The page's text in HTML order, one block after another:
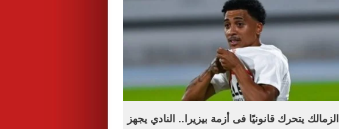
الزمالك يتحرك قانونيًا فى أزمة بيزيرا.. النادي يجهز